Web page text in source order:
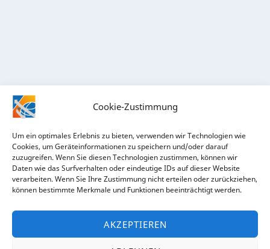
Cookie-Zustimmung
Um ein optimales Erlebnis zu bieten, verwenden wir Technologien wie
Cookies, um Geräteinformationen zu speichern und/oder darauf
zuzugreifen. Wenn Sie diesen Technologien zustimmen, können wir
Daten wie das Surfverhalten oder eindeutige IDs auf dieser Website
verarbeiten. Wenn Sie Ihre Zustimmung nicht erteilen oder zurückziehen,
können bestimmte Merkmale und Funktionen beeinträchtigt werden.
AKZEPTIEREN
RECHTLICHES
Impressum
Datenschutz